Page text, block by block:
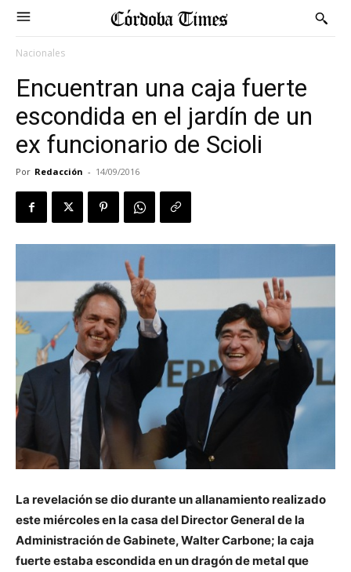
Nacionales
Encuentran una caja fuerte
escondida en el jardín de un
ex funcionario de Scioli
Por Redacción - 14/09/2016
La revelación se dio durante un allanamiento realizado
este miércoles en la casa del Director General de la
Administración de Gabinete, Walter Carbone; la caja
fuerte estaba escondida en un dragón de metal que